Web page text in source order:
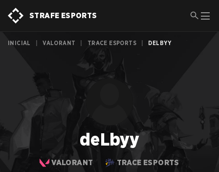
STRAFE ESPORTS
INICIAL VALORANT TRACE ESPORTS DELBYY
deLbyy
VALORANT TRACE ESPORTS